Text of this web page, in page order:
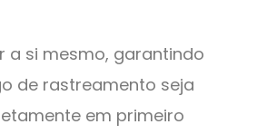
a si mesmo, garantindo
de rastreamento seja
em primeiro